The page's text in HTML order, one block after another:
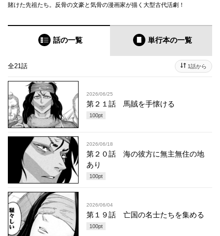
賭けた先祖たち。反骨の文豪と気骨の漫画家が描く大型古代活劇！
話の一覧 単行本の一覧
全21話 1話から
2026/06/25
第２１話 馬賊を手懐ける
100pt
2026/06/18
第２０話 海の彼方に無主無住の地
あり
100pt
2026/06/04
第１９話 亡国の名士たちを集める
100pt